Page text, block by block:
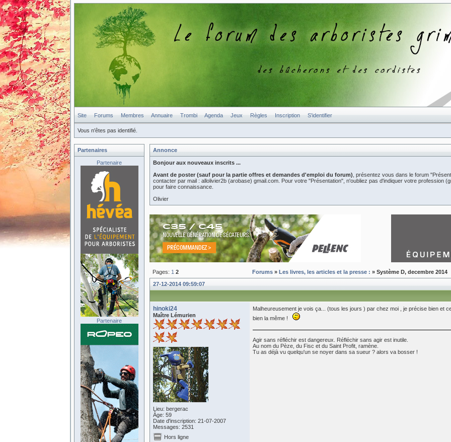
Site Forums Membres Annuaire Trombi Agenda Jeux Règles Inscription S'identifier
Vous n'êtes pas identifié.
Annonce
Bonjour aux nouveaux inscrits ...
Avant de poster (sauf pour la partie offres et demandes d'emploi du forum) , présentez vous dans le forum
contacter par mail : allolivier2b (arobase) gmail.com. Pour votre "Présentation", n'oubliez pas d'indiquer votre profession
pour faire connaissance.
Olivier
Pages: 1 2 Forums » Les livres, les articles et la presse : » Système D, decembre 2014
27-12-2014 09:59:07
hinoki24
Maître Lémurien
Lieu: bergerac
Âge: 59
Date d'inscription: 21-07-2007
Messages: 2531
Malheureusement je vois ça... (tous les jours ) par chez moi , je précise bien et
bien la même !
Agir sans réfléchir est dangereux. Réfléchir sans agir est inutile.
Au nom du Pèze, du Fisc et du Saint Profit, ramène.
Tu as déjà vu quelqu'un se noyer dans sa sueur ? alors va bosser !
Hors ligne
Partenaires
Partenaire
Partenaire